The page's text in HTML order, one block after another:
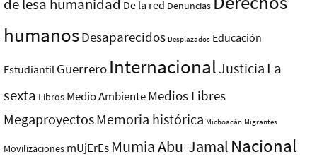
De la red Denuncias
humanosDesaparecidos Desplazados Educación
Estudiantil Guerrero InternacionalJusticia La
sexta Libros Medio AmbienteMedios Libres
MegaproyectosMemoria histórica Michoacán Migrantes
Movilizaciones mUjErEs Mumia Abu-Jamal Nacional